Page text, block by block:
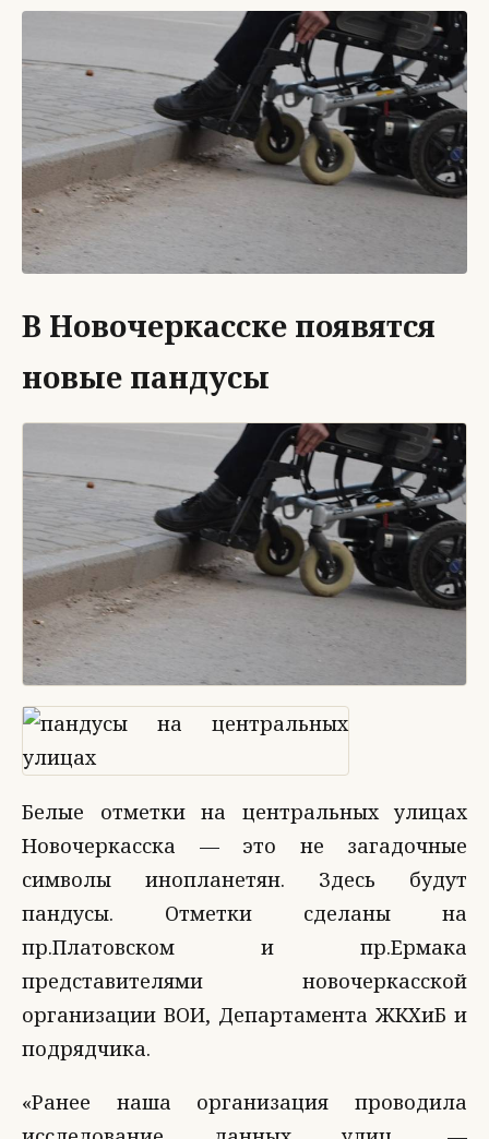
В Новочеркасске появятся
новые пандусы
Белые отметки на центральных улицах
Новочеркасска — это не загадочные
символы инопланетян. Здесь будут
пандусы. Отметки сделаны на
пр.Платовском и пр.Ермака
представителями новочеркасской
организации ВОИ, Департамента ЖКХиБ и
подрядчика.
«Ранее наша организация проводила